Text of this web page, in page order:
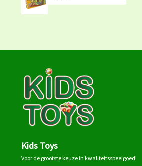
Kids Toys
Voor de grootste keuze in kwaliteitsspeelgoed!